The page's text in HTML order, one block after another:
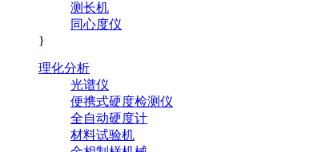
测长机
同心度仪
}
理化分析
光谱仪
便携式硬度检测仪
全自动硬度计
材料试验机